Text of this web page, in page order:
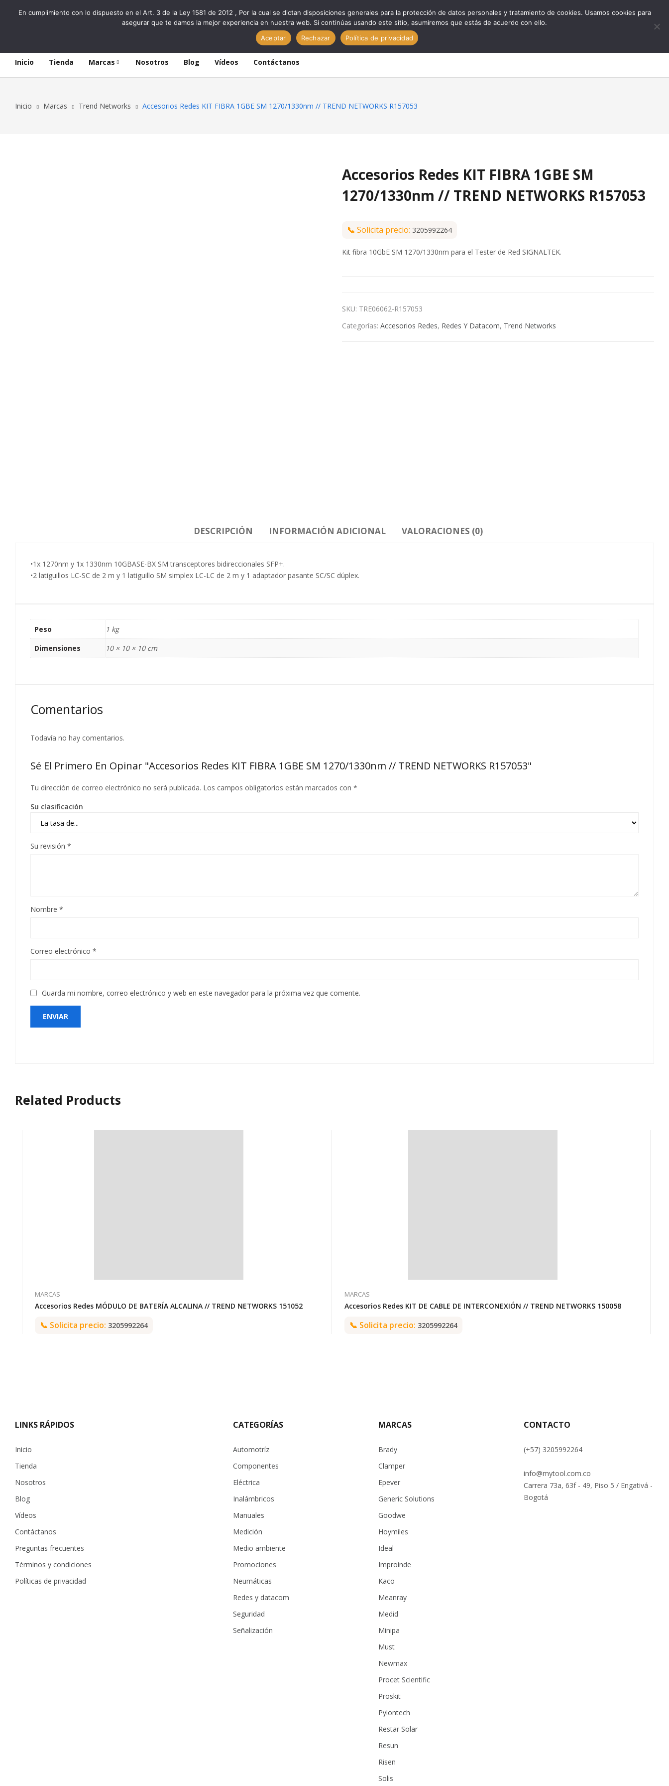
0
Inicio Tienda Marcas Nosotros Blog Vídeos Contáctanos
Inicio Marcas Trend Networks Accesorios Redes KIT FIBRA 1GBE SM 1270/1330nm // TREND NETWORKS R157053
Accesorios Redes KIT FIBRA 1GBE SM
1270/1330nm // TREND NETWORKS R157053
📞 Solicita precio: 3205992264
Kit fibra 10GbE SM 1270/1330nm para el Tester de Red SIGNALTEK.
SKU: TRE06062-R157053
Categorías: Accesorios Redes, Redes Y Datacom, Trend Networks
DESCRIPCIÓN INFORMACIÓN ADICIONAL VALORACIONES (0)
•1x 1270nm y 1x 1330nm 10GBASE-BX SM transceptores bidireccionales SFP+.
•2 latiguillos LC-SC de 2 m y 1 latiguillo SM simplex LC-LC de 2 m y 1 adaptador pasante SC/SC dúplex.
Peso
1 kg
Dimensiones
10 × 10 × 10 cm
Comentarios
Todavía no hay comentarios.
Sé El Primero En Opinar "Accesorios Redes KIT FIBRA 1GBE SM 1270/1330nm // TREND NETWORKS R157053"
Tu dirección de correo electrónico no será publicada. Los campos obligatorios están marcados con *
Su clasificación
Su revisión *
Nombre *
Correo electrónico *
Guarda mi nombre, correo electrónico y web en este navegador para la próxima vez que comente.
Related Products
MARCAS
Accesorios Redes MÓDULO DE BATERÍA ALCALINA // TREND NETWORKS 151052
📞 Solicita precio: 3205992264
MARCAS
Accesorios Redes KIT DE CABLE DE INTERCONEXIÓN // TREND NETWORKS 150058
📞 Solicita precio: 3205992264
LINKS RÁPIDOS
Inicio
Tienda
Nosotros
Blog
Vídeos
Contáctanos
Preguntas frecuentes
Términos y condiciones
Políticas de privacidad
CATEGORÍAS
Automotríz
Componentes
Eléctrica
Inalámbricos
Manuales
Medición
Medio ambiente
Promociones
Neumáticas
Redes y datacom
Seguridad
Señalización
MARCAS
Brady
Clamper
Epever
Generic Solutions
Goodwe
Hoymiles
Ideal
Improinde
Kaco
Meanray
Medid
Minipa
Must
Newmax
Procet Scientific
Proskit
Pylontech
Restar Solar
Resun
Risen
Solis
CONTACTO
(+57) 3205992264
info@mytool.com.co
Carrera 73a, 63f - 49, Piso 5 / Engativá -
Bogotá
En cumplimiento con lo dispuesto en el Art. 3 de la Ley 1581 de 2012 , Por la cual se dictan disposiciones generales para la protección de datos personales y tratamiento de cookies. Usamos cookies para
asegurar que te damos la mejor experiencia en nuestra web. Si continúas usando este sitio, asumiremos que estás de acuerdo con ello.
Aceptar
Rechazar Política de privacidad